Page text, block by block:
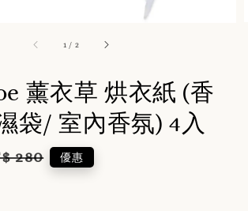
1 / 2
薰衣草 烘衣紙 (香
袋/ 室內香氛) 4入
280 優惠